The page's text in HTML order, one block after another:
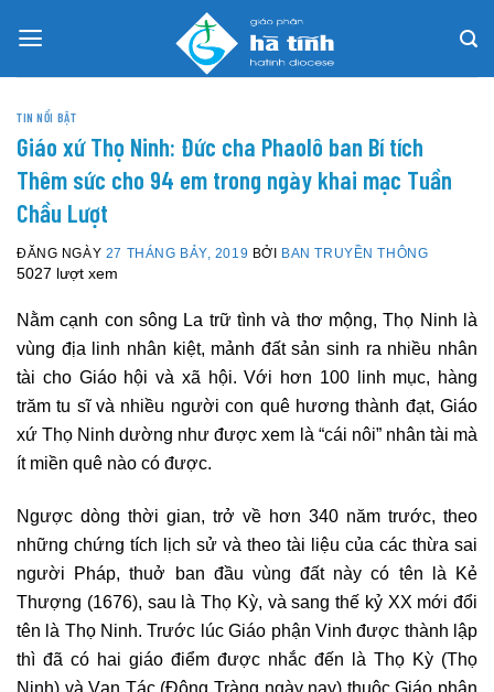
TIN NỔI BẬT
Giáo xứ Thọ Ninh: Đức cha Phaolô ban Bí tích
Thêm sức cho 94 em trong ngày khai mạc Tuần
Chầu Lượt
ĐĂNG NGÀY 27 THÁNG BẢY, 2019 BỞI BAN TRUYỀN THÔNG
5027 lượt xem
Nằm cạnh con sông La trữ tình và thơ mộng, Thọ Ninh là
vùng địa linh nhân kiệt, mảnh đất sản sinh ra nhiều nhân
tài cho Giáo hội và xã hội. Với hơn 100 linh mục, hàng
trăm tu sĩ và nhiều người con quê hương thành đạt, Giáo
xứ Thọ Ninh dường như được xem là “cái nôi” nhân tài mà
ít miền quê nào có được.
Ngược dòng thời gian, trở về hơn 340 năm trước, theo
những chứng tích lịch sử và theo tài liệu của các thừa sai
người Pháp, thuở ban đầu vùng đất này có tên là Kẻ
Thượng (1676), sau là Thọ Kỳ, và sang thế kỷ XX mới đổi
tên là Thọ Ninh. Trước lúc Giáo phận Vinh được thành lập
thì đã có hai giáo điểm được nhắc đến là Thọ Kỳ (Thọ
Ninh) và Vạn Tác (Đông Tràng ngày nay) thuộc Giáo phận